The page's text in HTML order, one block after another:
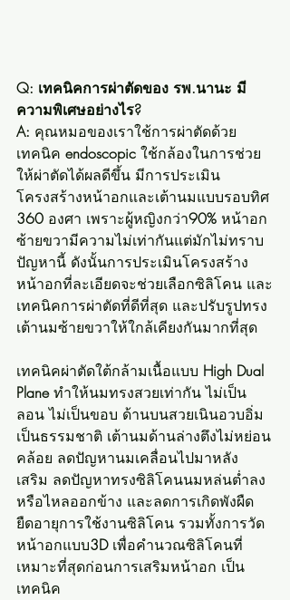
Q: เทคนิคการผ่าตัดของ รพ.นานะ มี
ความพิเศษอย่างไร?
A: คุณหมอของเราใช้การผ่าตัดด้วย
เทคนิค endoscopic ใช้กล้องในการช่วย
ให้ผ่าตัดได้ผลดีขึ้น มีการประเมิน
โครงสร้างหน้าอกและเต้านมแบบรอบทิศ
360 องศา เพราะผู้หญิงกว่า90% หน้าอก
ซ้ายขวามีความไม่เท่ากันแต่มักไม่ทราบ
ปัญหานี้ ดังนั้นการประเมินโครงสร้าง
หน้าอกที่ละเอียดจะช่วยเลือกซิลิโคน และ
เทคนิคการผ่าตัดที่ดีที่สุด และปรับรูปทรง
เต้านมซ้ายขวาให้ใกล้เคียงกันมากที่สุด
เทคนิคผ่าตัดใต้กล้ามเนื้อแบบ High Dual
Plane ทำให้นมทรงสวยเท่ากัน ไม่เป็น
ลอน ไม่เป็นขอบ ด้านบนสวยเนินอวบอิ่ม
เป็นธรรมชาติ เต้านมด้านล่างตึงไม่หย่อน
คล้อย ลดปัญหานมเคลื่อนไปมาหลัง
เสริม ลดปัญหาทรงซิลิโคนนมหล่นต่ำลง
หรือไหลออกข้าง และลดการเกิดพังผืด
ยืดอายุการใช้งานซิลิโคน รวมทั้งการวัด
หน้าอกแบบ3D เพื่อคำนวณซิลิโคนที่
เหมาะที่สุดก่อนการเสริมหน้าอก เป็น
เทคนิค